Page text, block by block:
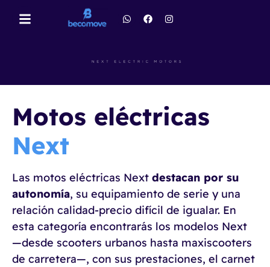
Motos eléctricas
Next
Las motos eléctricas Next destacan por su
autonomía, su equipamiento de serie y una
relación calidad-precio difícil de igualar. En
esta categoría encontrarás los modelos Next
—desde scooters urbanos hasta maxiscooters
de carretera—, con sus prestaciones, el carnet